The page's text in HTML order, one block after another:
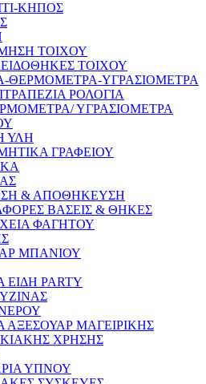
ΚΗΠΟΣ
ΤΟΙΧΟΥ
ΤΟΙΧΟΥ
ΘΕΡΜΟΜΕΤΡΑ-ΥΓΡΑΣΙΟΜΕΤΡΑ
ΡΟΛΟΓΙΑ
ΥΓΡΑΣΙΟΜΕΤΡΑ
ΥΛΗ
ΓΡΑΦΕΙΟΥ
& ΑΠΟΘΗΚΕΥΣΗ
ΒΑΣΕΙΣ & ΘΗΚΕΣ
ΦΑΓΗΤΟΥ
ΜΠΑΝΙΟΥ
ΕΙΔΗ PARTY
ΑΞΕΣΟΥΑΡ ΜΑΓΕΙΡΙΚΗΣ
ΧΡΗΣΗΣ
ΥΠΝΟΥ